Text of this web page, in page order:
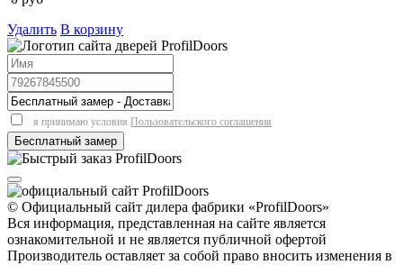
Удалить В корзину
я принимаю условия Пользовательского соглашения
© Официальный сайт дилера фабрики «ProfilDoors»
Вся информация, представленная на сайте является
ознакомительной и не является публичной офертой
Производитель оставляет за собой право вносить изменения в